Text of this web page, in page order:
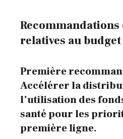
relatives au
Première
Accélérer la
l’utilisation des
santé pour les
première ligne.